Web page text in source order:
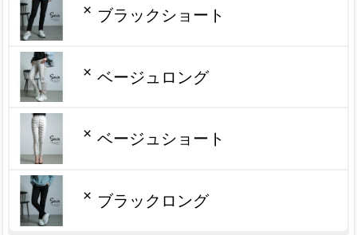
× ブラックショート
× ベージュロング
× ベージュショート
× ブラックロング